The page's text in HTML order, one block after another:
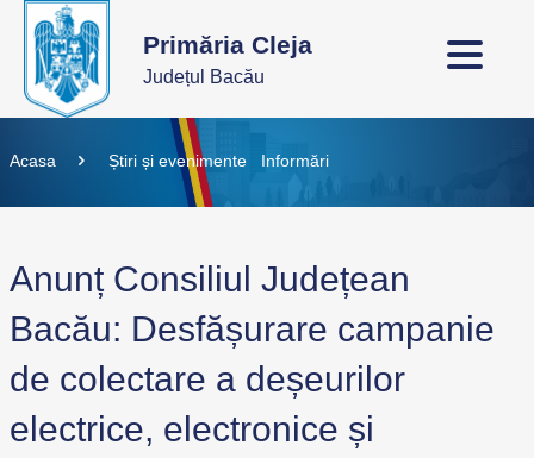
Primăria Cleja
Județul Bacău
Acasa Știri și evenimente Informări
Anunț Consiliul Județean
Bacău: Desfășurare campanie
de colectare a deșeurilor
electrice, electronice și